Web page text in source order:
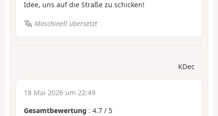
Idee, uns auf die Straße zu schicken!
Maschinell übersetzt
KDec
18 Mai 2026 um 22:49
Gesamtbewertung : 4.7 / 5